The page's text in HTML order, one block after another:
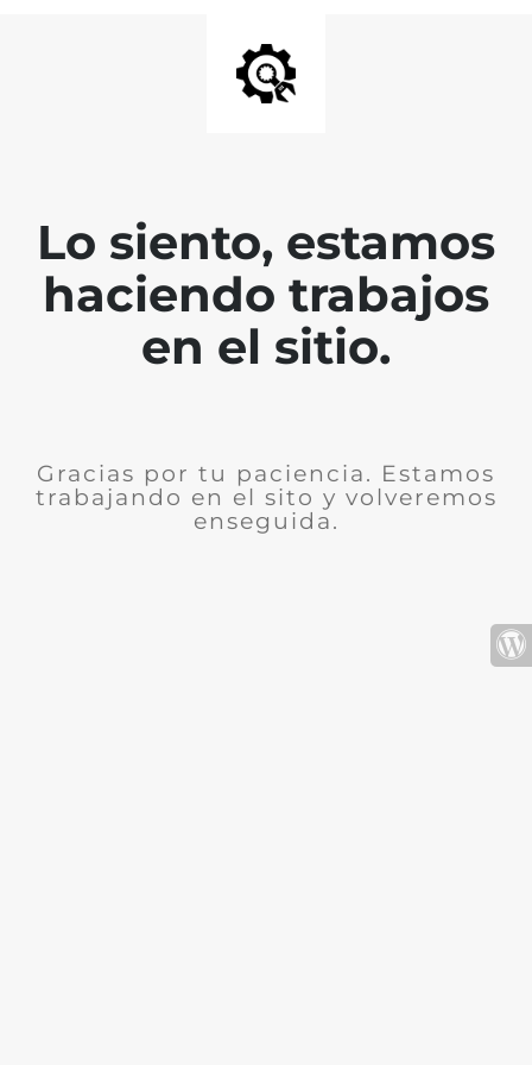
Lo siento, estamos
haciendo trabajos
en el sitio.
Gracias por tu paciencia. Estamos
trabajando en el sito y volveremos
enseguida.